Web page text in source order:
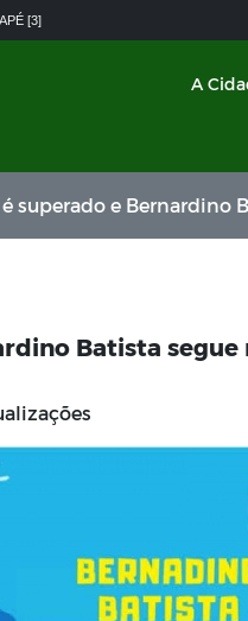
[3]
A
e Bernardino Batista
Batista segue